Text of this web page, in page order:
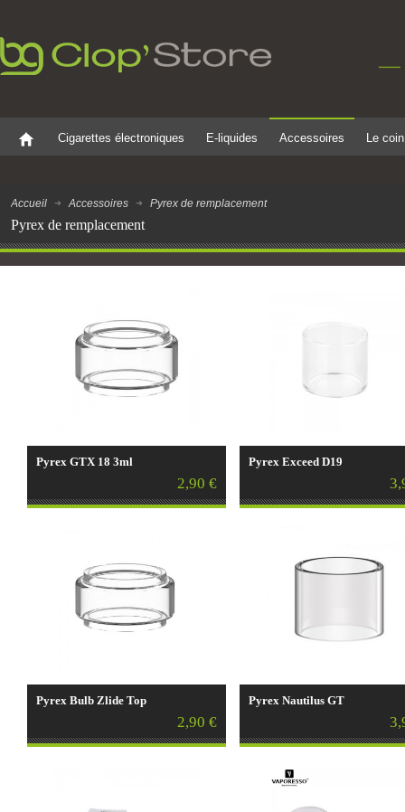
Cigarettes électroniques E-liquides Accessoires Le
Accueil Accessoires Pyrex de remplacement
Pyrex de remplacement
Pyrex GTX 18 3ml
2,90 €
Pyrex Exceed D19
Pyrex Bulb Zlide Top
2,90 €
Pyrex Nautilus GT